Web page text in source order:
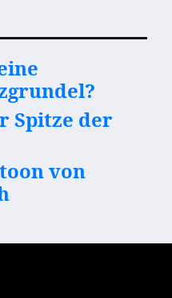
Spitze der
von